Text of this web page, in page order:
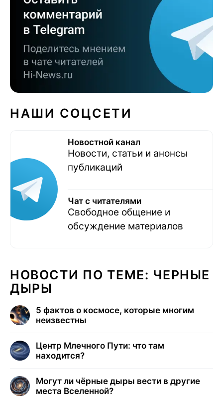
НАШИ СОЦСЕТИ
Новостной канал
Новости, статьи и анонсы
публикаций
Чат с читателями
Свободное общение и
обсуждение материалов
НОВОСТИ ПО ТЕМЕ: ЧЕРНЫЕ
ДЫРЫ
5 фактов о космосе, которые многим
неизвестны
Центр Млечного Пути: что там
находится?
Могут ли чёрные дыры вести в другие
места Вселенной?